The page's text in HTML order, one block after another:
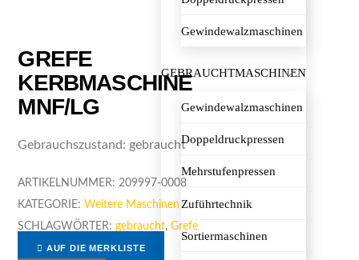
Gewindewalzmaschinen
GEBRAUCHTMASCHINEN
Gewindewalzmaschinen
Doppeldruckpressen
Mehrstufenpressen
Zuführtechnik
Sortiermaschinen
GREFE
KERBMASCHINE
MNF/LG
Gebrauchszustand: gebraucht
ARTIKELNUMMER: 209997-0008
KATEGORIE:Weitere Maschinen
SCHLAGWÖRTER:gebraucht,Grefe
AUF DIE MERKLISTE